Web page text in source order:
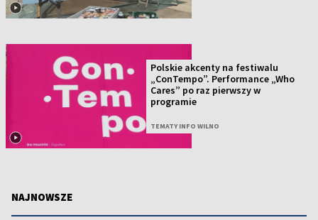
Polskie akcenty na festiwalu
„ConTempo”. Performance „Who
Cares” po raz pierwszy w
programie
TEMATY INFO WILNO
NAJNOWSZE